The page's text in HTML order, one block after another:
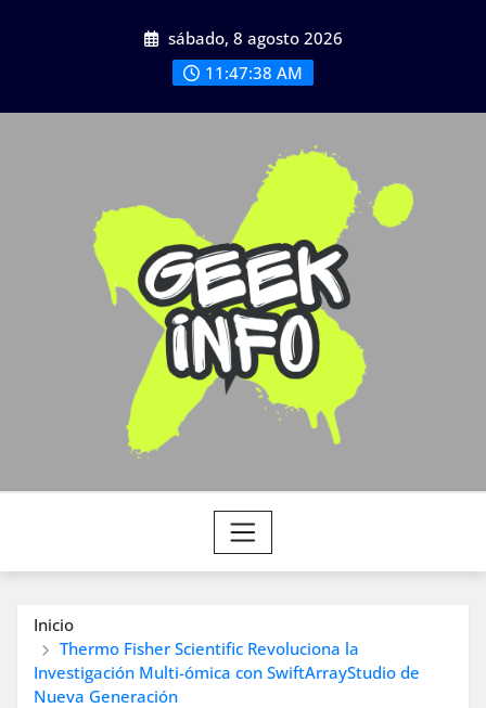
sábado, 8 agosto 2026
11:47:40 AM
Inicio
Thermo Fisher Scientific Revoluciona la
Investigación Multi-ómica con SwiftArrayStudio de
Nueva Generación